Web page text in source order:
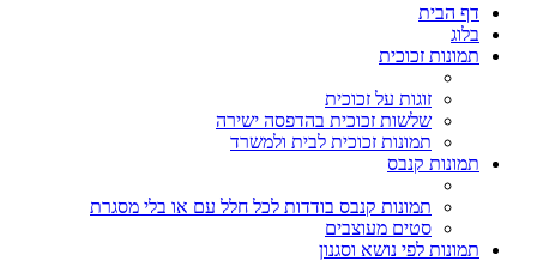
דף הבית
בלוג
תמונות זכוכית
זוגות על זכוכית
שלשות זכוכית בהדפסה ישירה
תמונות זכוכית לבית ולמשרד
תמונות קנבס
תמונות קנבס בודדות לכל חלל עם או בלי מסגרת
סטים מעוצבים
תמונות לפי נושא וסגנון